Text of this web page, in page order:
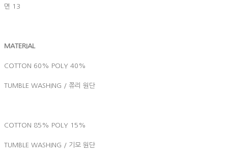
면 13
MATERIAL
COTTON 60% POLY 40%
TUMBLE WASHING / 쮸리 원단
COTTON 85% POLY 15%
TUMBLE WASHING / 기모 원단